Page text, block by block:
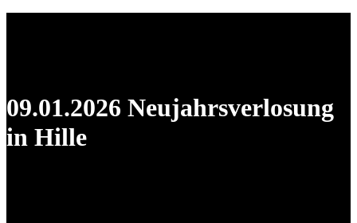
09.01.2026 Neujahrsverlosung
in Hille